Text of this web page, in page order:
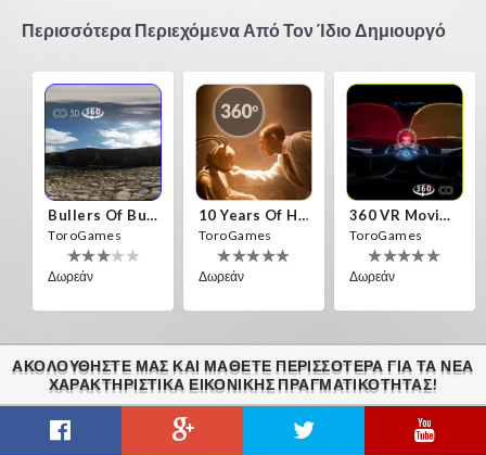
Περισσότερα Περιεχόμενα Από Τον Ίδιο Δημιουργό
Bullers Of Buchan Aberdeen
ToroGames
Δωρεάν
10 Years Of Horror Nights
ToroGames
Δωρεάν
360 VR Movie Experience
ToroGames
Δωρεάν
ΑΚΟΛΟΥΘΉΣΤΕ ΜΑΣ ΚΑΙ ΜΆΘΕΤΕ ΠΕΡΙΣΣΌΤΕΡΑ ΓΙΑ ΤΑ ΝΈΑ
ΧΑΡΑΚΤΗΡΙΣΤΙΚΆ ΕΙΚΟΝΙΚΗΣ ΠΡΑΓΜΑΤΙΚΟΤΗΤΑΣ!